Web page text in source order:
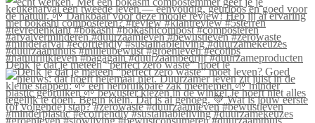
Denk je dat je meteen “perfect zero waste” moet le